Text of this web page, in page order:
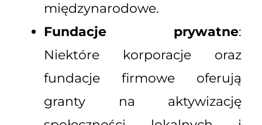
międzynarodowe.
Fundacje prywatne:
Niektóre korporacje oraz
fundacje firmowe oferują
granty na aktywizację